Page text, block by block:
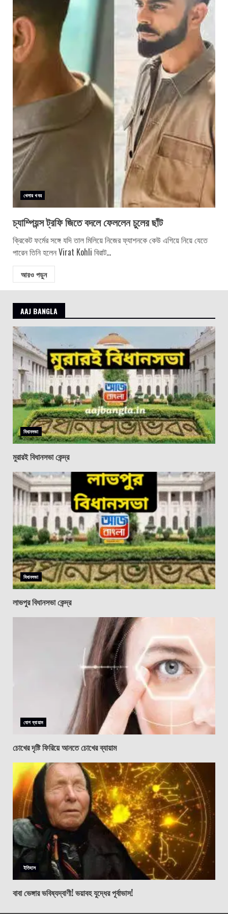
খেলার খবর
চ্যাম্পিয়ন্স ট্রফি জিতে বদলে ফেললেন চুলের ছাঁট
ক্রিকেট ফর্মের সঙ্গে যদি তাল মিলিয়ে নিজের ফ্যাশনকে কেউ এগিয়ে নিয়ে যেতে
পারেন তিনি হলেন Virat Kohli বিরাট...
আরও পড়ুন
AAJ BANGLA
বিধানসভা
মুরারই বিধানসভা কেন্দ্র
বিধানসভা
লাভপুর বিধানসভা কেন্দ্র
যোগ ব্যায়াম
চোখের দৃষ্টি ফিরিয়ে আনতে চোখের ব্যায়াম
ইতিহাস
বাবা ভেঙ্গার ভবিষ্যদ্বাণী! ভয়াবহ যুদ্ধের পূর্বাভাস!